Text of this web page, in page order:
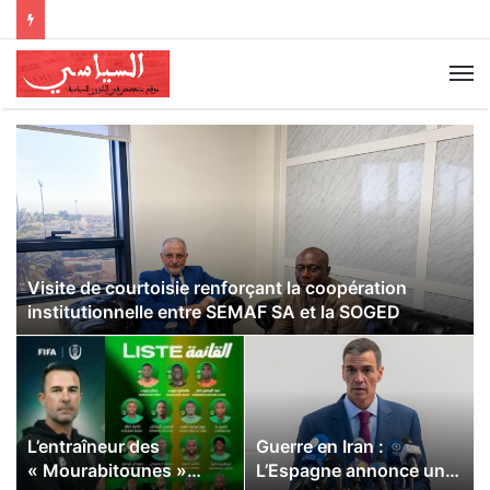
Visite de courtoisie renforçant la coopération
institutionnelle entre SEMAF SA et la SOGED
L’entraîneur des
« Mourabitounes »
Guerre en Iran :
L’Espagne annonce un